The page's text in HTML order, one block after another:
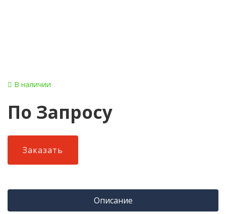
В наличии
По Запросу
Заказать
Описание